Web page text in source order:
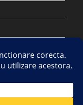
Group